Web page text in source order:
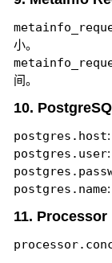
小。
间。
10.
postgres.host
postgres.user
postgres.name
11. Processor